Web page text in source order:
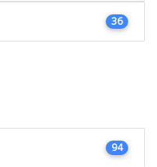
36
94